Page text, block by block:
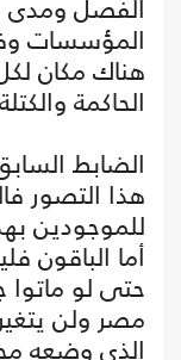
الفصل ومدى
المؤسسات
هناك مكان
الحاكمة
الضابط
هذا التصور
للموجودين
أما الباقون
حتى لو
مصر ولن
الذي وضعه